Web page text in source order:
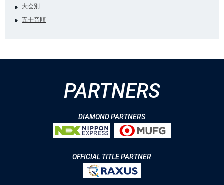
大会別
五十音順
PARTNERS
DIAMOND PARTNERS
OFFICIAL TITLE PARTNER